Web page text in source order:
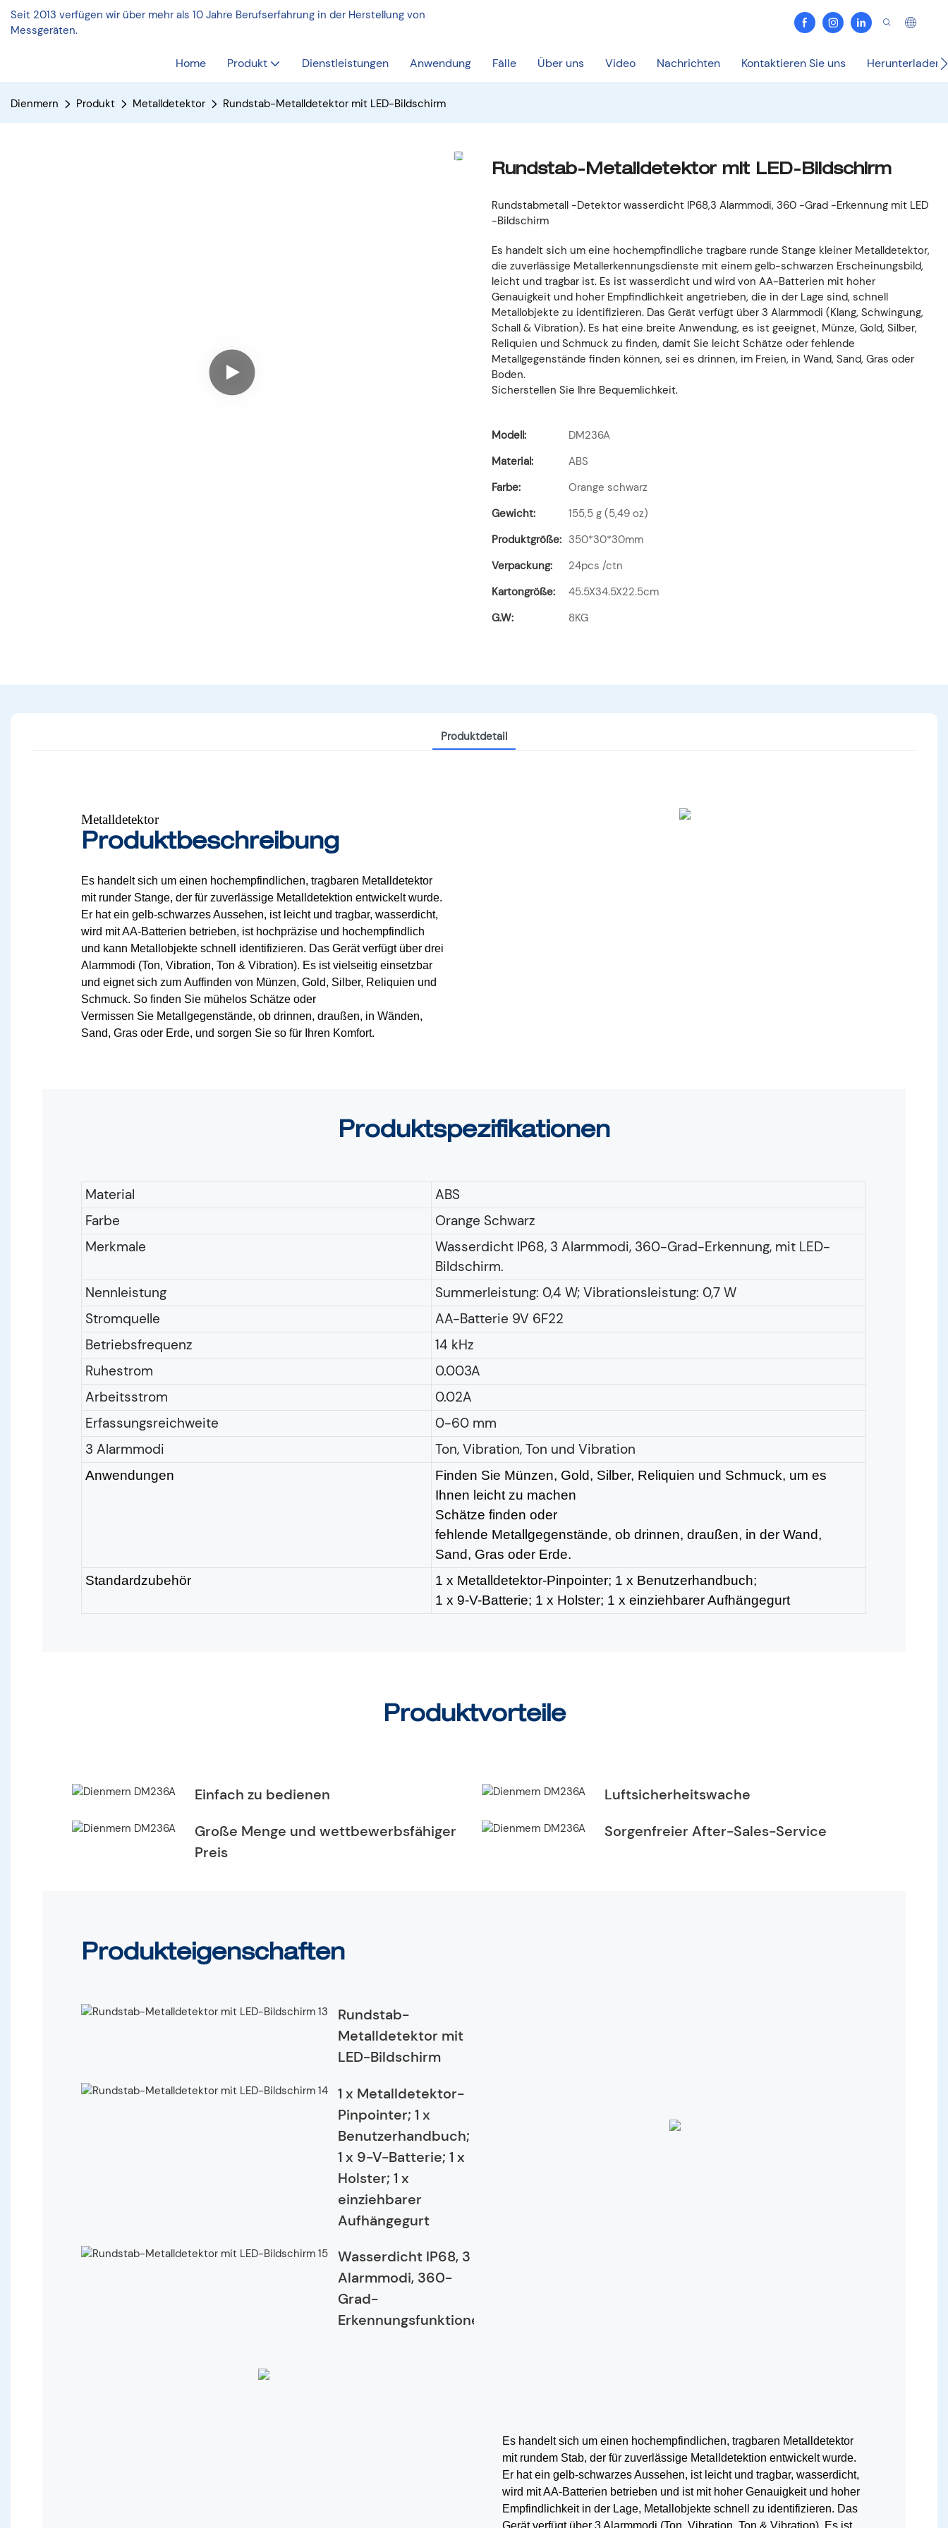
Seit 2013 verfügen wir über mehr als 10 Jahre Berufserfahrung in der Herstellung von
Messgeräten.
Home Produkt Dienstleistungen Anwendung Fälle Über uns Video Nachrichten Kontaktieren Sie uns Herunterladen
Dienmern Produkt Metalldetektor Rundstab-Metalldetektor mit LED-Bildschirm
Rundstab-Metalldetektor mit LED-Bildschirm
Rundstabmetall -Detektor wasserdicht IP68,3 Alarmmodi, 360 -Grad -Erkennung mit LED
-Bildschirm
Es handelt sich um eine hochempfindliche tragbare runde Stange kleiner Metalldetektor,
die zuverlässige Metallerkennungsdienste mit einem gelb-schwarzen Erscheinungsbild,
leicht und tragbar ist. Es ist wasserdicht und wird von AA-Batterien mit hoher
Genauigkeit und hoher Empfindlichkeit angetrieben, die in der Lage sind, schnell
Metallobjekte zu identifizieren. Das Gerät verfügt über 3 Alarmmodi (Klang, Schwingung,
Schall & Vibration). Es hat eine breite Anwendung, es ist geeignet, Münze, Gold, Silber,
Reliquien und Schmuck zu finden, damit Sie leicht Schätze oder fehlende
Metallgegenstände finden können, sei es drinnen, im Freien, in Wand, Sand, Gras oder
Boden.
Sicherstellen Sie Ihre Bequemlichkeit.
Modell:
DM236A
Material:
ABS
Farbe:
Orange schwarz
Gewicht:
155,5 g (5,49 oz)
Produktgröße: 350*30*30mm
Verpackung:
24pcs /ctn
Kartongröße:
45.5X34.5X22.5cm
G.W:
8KG
Produktdetail
Metalldetektor
Produktbeschreibung
Es handelt sich um einen hochempfindlichen, tragbaren Metalldetektor
mit runder Stange, der für zuverlässige Metalldetektion entwickelt wurde.
Er hat ein gelb-schwarzes Aussehen, ist leicht und tragbar, wasserdicht,
wird mit AA-Batterien betrieben, ist hochpräzise und hochempfindlich
und kann Metallobjekte schnell identifizieren. Das Gerät verfügt über drei
Alarmmodi (Ton, Vibration, Ton & Vibration). Es ist vielseitig einsetzbar
und eignet sich zum Auffinden von Münzen, Gold, Silber, Reliquien und
Schmuck. So finden Sie mühelos Schätze oder
Vermissen Sie Metallgegenstände, ob drinnen, draußen, in Wänden,
Sand, Gras oder Erde, und sorgen Sie so für Ihren Komfort.
Produktspezifikationen
Material
ABS
Farbe
Orange Schwarz
Merkmale
Wasserdicht IP68, 3 Alarmmodi, 360-Grad-Erkennung, mit LED-
Bildschirm.
Nennleistung
Summerleistung: 0,4 W; Vibrationsleistung: 0,7 W
Stromquelle
AA-Batterie 9V 6F22
Betriebsfrequenz
14 kHz
Ruhestrom
0.003A
Arbeitsstrom
0.02A
Erfassungsreichweite
0-60 mm
3 Alarmmodi
Ton, Vibration, Ton und Vibration
Anwendungen
Finden Sie Münzen, Gold, Silber, Reliquien und Schmuck, um es
Ihnen leicht zu machen
Schätze finden oder
fehlende Metallgegenstände, ob drinnen, draußen, in der Wand,
Sand, Gras oder Erde.
Standardzubehör
1 x Metalldetektor-Pinpointer; 1 x Benutzerhandbuch;
1 x 9-V-Batterie; 1 x Holster; 1 x einziehbarer Aufhängegurt
Produktvorteile
Einfach zu bedienen
Luftsicherheitswache
Große Menge und wettbewerbsfähiger
Preis
Sorgenfreier After-Sales-Service
Produkteigenschaften
Rundstab-
Metalldetektor mit
LED-Bildschirm
1 x Metalldetektor-
Pinpointer; 1 x
Benutzerhandbuch;
1 x 9-V-Batterie; 1 x
Holster; 1 x
einziehbarer
Aufhängegurt
Wasserdicht IP68, 3
Alarmmodi, 360-
Grad-
Erkennungsfunktionen
Es handelt sich um einen hochempfindlichen, tragbaren Metalldetektor
mit rundem Stab, der für zuverlässige Metalldetektion entwickelt wurde.
Er hat ein gelb-schwarzes Aussehen, ist leicht und tragbar, wasserdicht,
wird mit AA-Batterien betrieben und ist mit hoher Genauigkeit und hoher
Empfindlichkeit in der Lage, Metallobjekte schnell zu identifizieren. Das
Gerät verfügt über 3 Alarmmodi (Ton, Vibration, Ton & Vibration). Es ist